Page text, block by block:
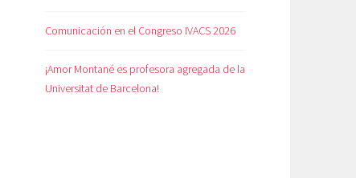
Comunicación en el Congreso IVACS 2026
¡Amor Montané es profesora agregada de la
Universitat de Barcelona!